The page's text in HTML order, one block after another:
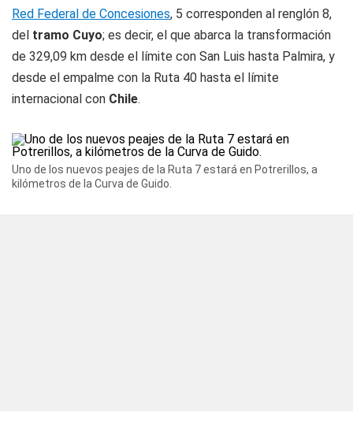
Red Federal de Concesiones, 5 corresponden al renglón 8,
del tramo Cuyo; es decir, el que abarca la transformación
de 329,09 km desde el límite con San Luis hasta Palmira, y
desde el empalme con la Ruta 40 hasta el límite
internacional con Chile.
Uno de los nuevos peajes de la Ruta 7 estará en Potrerillos, a
kilómetros de la Curva de Guido.